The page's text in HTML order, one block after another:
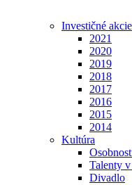
Investičné akcie
2021
2020
2019
2018
2017
2016
2015
2014
Kultúra
Talenty
Divadlo